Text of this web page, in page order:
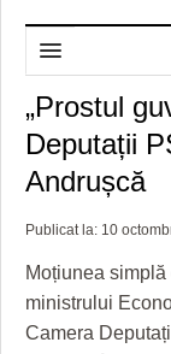
HOME
DESPRE NOI
REDACȚIA
POLITICA
PRIMĂRIA
POLITICĂ
POLI
FOTBAL
OPINII
DOSARELE
TIMP LIBER ȘI
„Prostul
Deputații
Andrușcă
Publicat la: 10
Moțiunea
ministrului
Camera